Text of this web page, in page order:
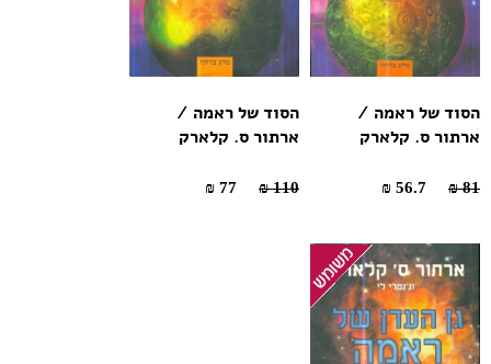
הסוד של ראמה /
ארתור ס. קלארק
81 ₪
הסוד של ראמה /
ארתור ס. קלארק
110 ₪